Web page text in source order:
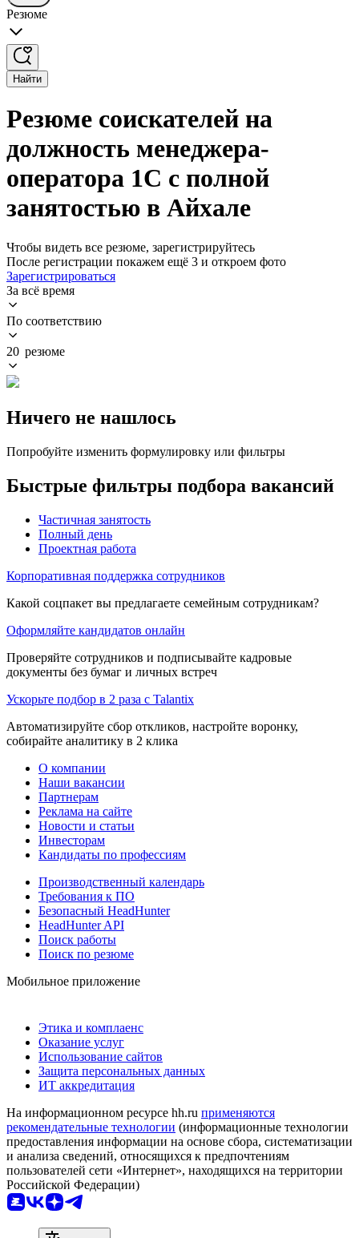
Резюме
Найти
Резюме соискателей на
должность менеджера-
оператора 1С с полной
занятостью в Айхале
Чтобы видеть все резюме, зарегистрируйтесь
После регистрации покажем ещё 3 и откроем фото
Зарегистрироваться
За всё время
По соответствию
20 резюме
Ничего не нашлось
Попробуйте изменить формулировку или фильтры
Быстрые фильтры подбора вакансий
Частичная занятость
Полный день
Проектная работа
Корпоративная поддержка сотрудников
Какой соцпакет вы предлагаете семейным сотрудникам?
Оформляйте кандидатов онлайн
Проверяйте сотрудников и подписывайте кадровые
документы без бумаг и личных встреч
Ускорьте подбор в 2 раза с Talantix
Автоматизируйте сбор откликов, настройте воронку,
собирайте аналитику в 2 клика
О компании
Наши вакансии
Партнерам
Реклама на сайте
Новости и статьи
Инвесторам
Кандидаты по профессиям
Производственный календарь
Требования к ПО
Безопасный HeadHunter
HeadHunter API
Поиск работы
Поиск по резюме
Мобильное приложение
Этика и комплаенс
Оказание услуг
Использование сайтов
Защита персональных данных
ИТ аккредитация
На информационном ресурсе hh.ru применяются
рекомендательные технологии (информационные технологии
предоставления информации на основе сбора, систематизации
и анализа сведений, относящихся к предпочтениям
пользователей сети «Интернет», находящихся на территории
Российской Федерации)